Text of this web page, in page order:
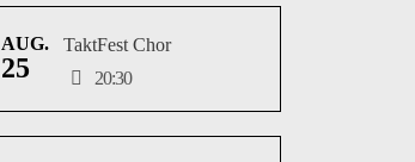
AUG.
25
TaktFest Chor
20:30